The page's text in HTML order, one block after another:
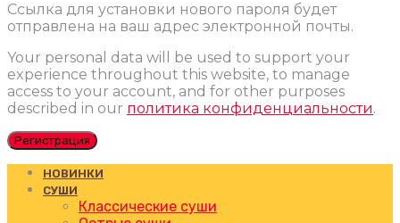
Ссылка для установки нового пароля будет
отправлена ​​на ваш адрес электронной почты.
Your personal data will be used to support your
experience throughout this website, to manage
access to your account, and for other purposes
described in our политика конфиденциальности.
Регистрация
НОВИНКИ
СУШИ
Классические суши